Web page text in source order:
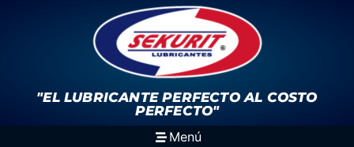
"EL LUBRICANTE PERFECTOAL COSTO
PERFECTO"
Menú